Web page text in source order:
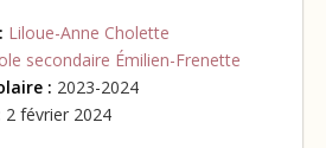
Liloue-Anne Cholette
secondaire Émilien-Frenette
: 2023-2024
2 février 2024